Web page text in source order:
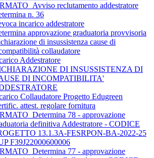
reclutamento addestratore
n. 36
incarico addestratore
approvazione graduatoria provvisoria
di insussistenza cause di
collaudatore
Addestratore
DI INSUSSISTENZA DI
DI INCOMPATIBILITA'
Collaudatore Progetto Edugreen
attest. regolare fornitura
78 - approvazione
definitiva Addestratore - CODICE
13.1.3A-FESRPON-BA-2022-25
F39J22000600006
77 - approvazione